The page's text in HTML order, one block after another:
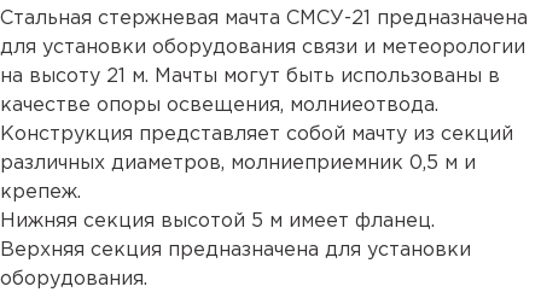
Стальная стержневая мачта СМСУ-21 предназначена
для установки оборудования связи и метеорологии
на высоту 21 м. Мачты могут быть использованы в
качестве опоры освещения, молниеотвода.
Конструкция представляет собой мачту из секций
различных диаметров, молниеприемник 0,5 м и
крепеж.
Нижняя секция высотой 5 м имеет фланец.
Верхняя секция предназначена для установки
оборудования.